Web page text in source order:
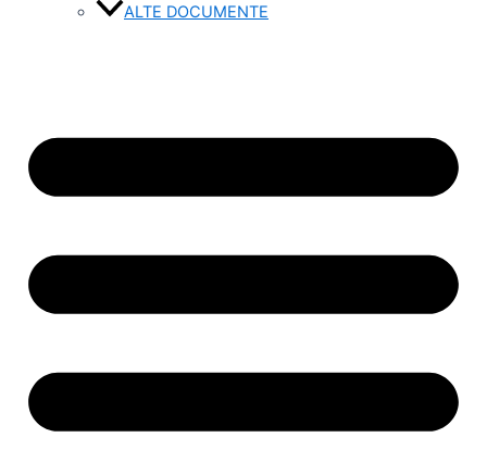
ALTE DOCUMENTE